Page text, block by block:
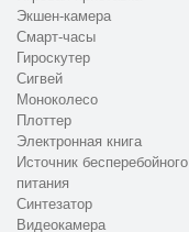
Экшен-камера
Смарт-часы
Гироскутер
Сигвей
Моноколесо
Плоттер
Электронная книга
Источник бесперебойного
питания
Синтезатор
Видеокамера